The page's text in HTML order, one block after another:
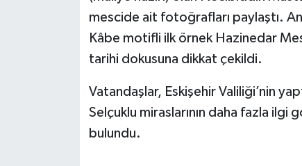
mescide ait fotoğrafları paylaştı.
Kâbe motifli ilk örnek Hazinedar
tarihi dokusuna dikkat çekildi.
Vatandaşlar, Eskişehir Valiliği’nin
Selçuklu miraslarının daha fazla ilgi
bulundu.